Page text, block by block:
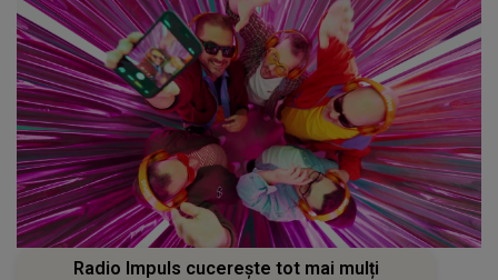
Radio Impuls cucerește tot mai mulți